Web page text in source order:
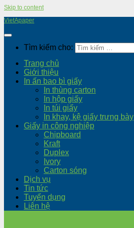
Skip to content
VietApaper
Tìm kiếm cho:
Trang chủ
Giới thiệu
In ấn bao bì giấy
In thùng carton
In hộp giấy
In túi giấy
In khay, kệ giấy trưng bày
Giấy in công nghiệp
Chipboard
Kraft
Duplex
Ivory
Carton sóng
Dịch vụ
Tin tức
Tuyển dụng
Liên hệ